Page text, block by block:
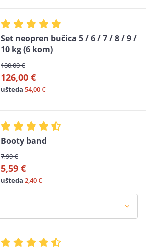
Set neopren bučica 5 / 6 / 7 / 8 / 9 /
10 kg (6 kom)
180,00 €
126,00 €
ušteda 54,00 €
Booty band
7,99 €
5,59 €
ušteda 2,40 €